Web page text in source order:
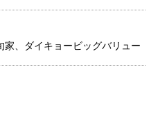
家、ダイキョービッグバリュー